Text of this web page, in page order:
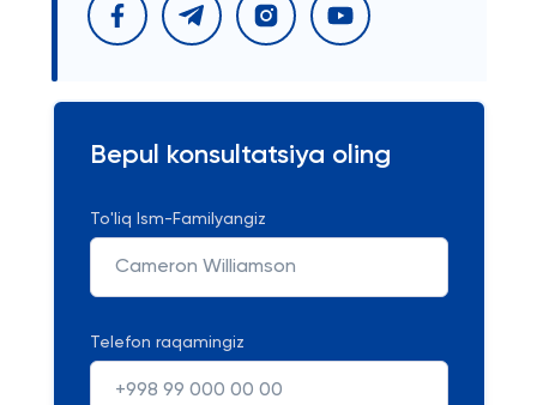
Bepul konsultatsiya oling
To'liq Ism-Familyangiz
Telefon raqamingiz